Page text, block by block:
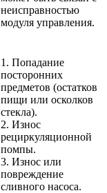
неисправностью
модуля управления.
1. Попадание
посторонних
предметов (остатков
пищи или осколков
стекла).
2. Износ
рециркуляционной
помпы.
3. Износ или
повреждение
сливного насоса.